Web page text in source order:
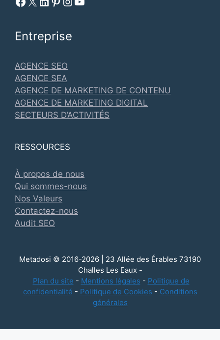
Entreprise
AGENCE SEO
AGENCE SEA
AGENCE DE MARKETING DE CONTENU
AGENCE DE MARKETING DIGITAL
SECTEURS D’ACTIVITÉS
RESSOURCES
À propos de nous
Qui sommes-nous
Nos Valeurs
Contactez-nous
Audit SEO
Metadosi © 2016-2026 | 23 Allée des Érables 73190
Challes Les Eaux -
Plan du site - Mentions légales - Politique de
confidentialité - Politique de Cookies - Conditions
générales